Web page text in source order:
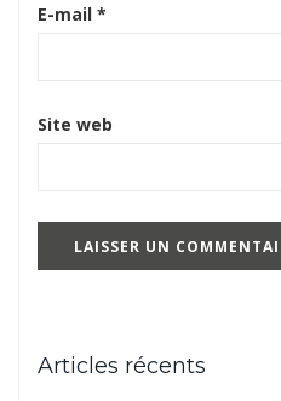
E-mail *
Site web
Articles récents